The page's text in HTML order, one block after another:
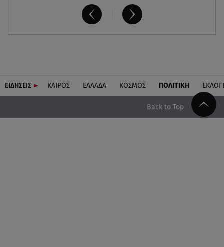
ΕΙΔΗΣΕΙΣ ΚΑΙΡΟΣ ΕΛΛΑΔΑ ΚΟΣΜΟΣ ΠΟΛΙΤΙΚΗ
Back to Top